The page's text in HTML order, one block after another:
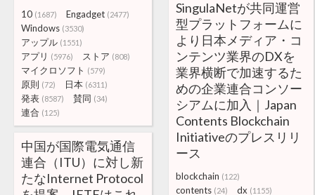
10 (1687) Engadget (2477)
Windows (3530)
アップル (1551)
アプリ (5976) ストア (808)
マイクロソフト (579)
原則 (72) 日本 (6311)
発表 (8587) 賛同 (34)
連合 (125)
SingulaNetが共同運営
型プラットフォームに
より日本メディア・コ
ンテンツ業界のDXを
業界横断で加速するた
めの企業連合コンソー
シアムに加入｜Japan
Contents Blockchain
Initiativeのプレスリリ
ース
blockchain (122)
contents (24) dx (1155)
中国が国際電気通信
連合（ITU）に対し新
たなInternet Protocol